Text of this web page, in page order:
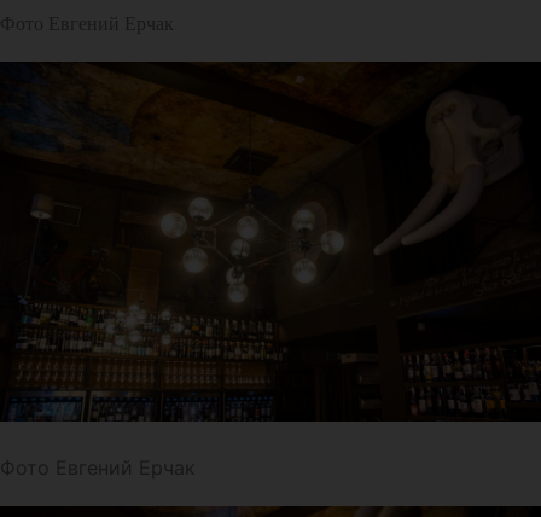
Фото Евгений Ерчак
Фото Евгений Ерчак